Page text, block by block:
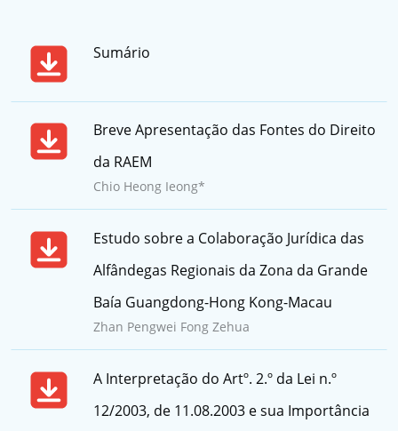
Sumário
Breve Apresentação das Fontes do Direito
da RAEM
Chio Heong Ieong*
Estudo sobre a Colaboração Jurídica das
Alfândegas Regionais da Zona da Grande
Baía Guangdong-Hong Kong-Macau
Zhan Pengwei Fong Zehua
A Interpretação do Artº. 2.º da Lei n.º
12/2003, de 11.08.2003 e sua Importância